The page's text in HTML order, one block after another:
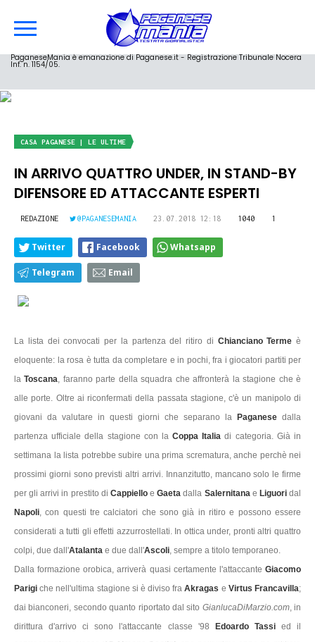
PaganeseMania è emanazione di Paganese.it - Registrazione Tribunale Nocera
Inf. n. 1154/05.
CASA PAGANESE | LE ULTIME
IN ARRIVO QUATTRO UNDER, IN STAND-BY
DIFENSORE ED ATTACCANTE ESPERTI
REDAZIONE @PAGANESEMANIA 23.07.2018 12:18 1040 1
Twitter Facebook Whatsapp
Telegram Email
La lista dei convocati per la partenza del ritiro di Chianciano Terme è
eloquente: la rosa è tutta da completare e in pochi, fra i giocatori partiti per
laToscana, faranno parte della squadra che affronterà la stagione che è
alle porte. Oltre ai riconfermati della passata stagione, c'è un manipolo di
giovani da valutare in questi giorni che separano la
Paganese dalla
partenza ufficiale della stagione con laCoppa Italia di categoria. Già in
settimana la lista potrebbe subire una prima scrematura, anche perchè nei
prossimi giorni sono previsti altri arrivi. Innanzitutto, mancano solo le firme
per gli arrivi in prestito di CappielloeGaetadalla Salernitana e Liguoridal
Napoli, con questi tre calciatori che sono già in ritiro e possono essere
considerati a tutti gli effetti azzurrostellati. In ottica under, pronti altri quattro
colpi, due dall'Atalanta e due dall'Ascoli, sempre a titolo temporaneo.
Dalla formazione orobica, arriverà quasi certamente l'attaccante Giacomo
Parigi che nell'ultima stagione si è diviso fraAkragas e Virtus Francavilla;
dai bianconeri, secondo quanto riportato dal sito GianlucaDiMarzio.com, in
dirittura d'arrivo ci sono l'attaccante classe '98
Edoardo Tassied il